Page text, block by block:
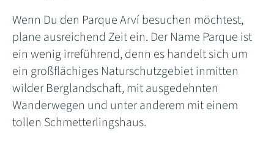
Wenn Du den Parque Arví besuchen möchtest,
plane ausreichend Zeit ein. Der Name Parque ist
ein wenig irreführend, denn es handelt sich um
ein großflächiges Naturschutzgebiet inmitten
wilder Berglandschaft, mit ausgedehnten
Wanderwegen und unter anderem mit einem
tollen Schmetterlingshaus.